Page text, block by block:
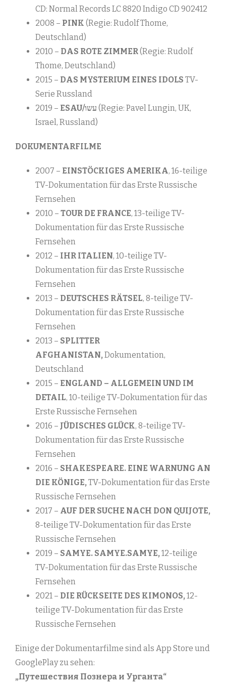
CD: Normal Records LC 8820 Indigo CD 902412
2008 – PINK (Regie: Rudolf Thome,
Deutschland)
2010 – DAS ROTE ZIMMER(Regie: Rudolf
Thome, Deutschland)
2015 – DAS MYSTERIUM EINES IDOLS TV-
Serie Russland
2019 –
ESAU/עשו (Regie: Pavel Lungin, UK,
Israel, Russland)
DOKUMENTARFILME
2007 – EINSTÖCKIGES AMERIKA, 16-teilige
TV-Dokumentation für das Erste Russische
Fernsehen
2010 – TOUR DE FRANCE, 13-teilige TV-
Dokumentation für das Erste Russische
Fernsehen
2012 – IHR ITALIEN, 10-teilige TV-
Dokumentation für das Erste Russische
Fernsehen
2013 – DEUTSCHES RÄTSEL, 8-teilige TV-
Dokumentation für das Erste Russische
Fernsehen
2013 – SPLITTER
AFGHANISTAN,Dokumentation,
Deutschland
2015 – ENGLAND – ALLGEMEIN UND IM
DETAIL, 10-teilige TV-Dokumentation für das
Erste Russische Fernsehen
2016 – JÜDISCHES GLÜCK, 8-teilige TV-
Dokumentation für das Erste Russische
Fernsehen
2016 – SHAKESPEARE. EINE WARNUNG AN
DIE KÖNIGE,TV-Dokumentation für das Erste
Russische Fernsehen
2017 – AUF DER SUCHE NACH DON QUIJOTE,
8-teilige TV-Dokumentation für das Erste
Russische Fernsehen
2019 – SAMYE. SAMYE.SAMYE,12-teilige
TV-Dokumentation für das Erste Russische
Fernsehen
2021 – DIE RÜCKSEITE DES KIMONOS,12-
teilige TV-Dokumentation für das Erste
Russische Fernsehen
Einige der Dokumentarfilme sind als App Store und
GooglePlay zu sehen:
„Путешествия Познера и Урганта“